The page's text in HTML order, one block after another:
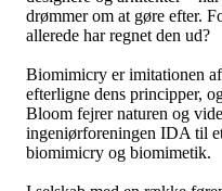
drømmer om at gøre efter.
allerede har regnet den ud?
Biomimicry er imitationen
efterligne dens principper,
Bloom fejrer naturen og
ingeniørforeningen IDA til
biomimicry og biomimetik.